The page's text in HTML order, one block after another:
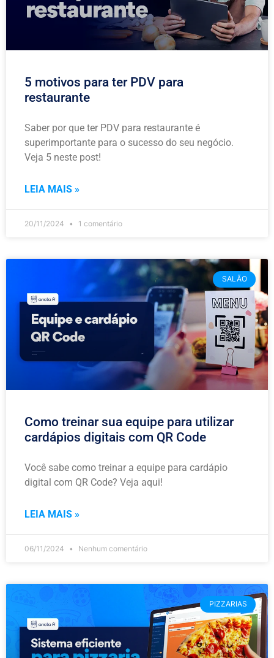
5 motivos para ter PDV para
restaurante
Saber por que ter PDV para restaurante é
superimportante para o sucesso do seu negócio.
Veja 5 neste post!
LEIA MAIS »
20/11/2024 1 comentário
SALÃO
Como treinar sua equipe para utilizar
cardápios digitais com QR Code
Você sabe como treinar a equipe para cardápio
digital com QR Code? Veja aqui!
LEIA MAIS »
06/11/2024 Nenhum comentário
PIZZARIAS